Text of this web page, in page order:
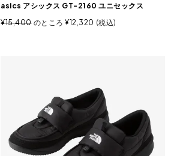
asics アシックス GT-2160 ユニセックス
¥15,400 のところ ¥12,320 税込